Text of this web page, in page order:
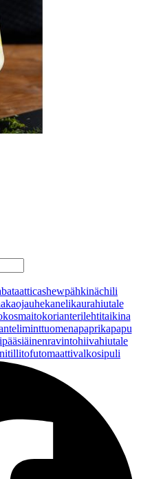
bataatticashewpähkinächili
kanelikaurahiutale
korianterilehtitaikina
minttuomenapaprikapapu
pääsiäinenravintohiivahiutale
tillitofutomaattivalkosipuli